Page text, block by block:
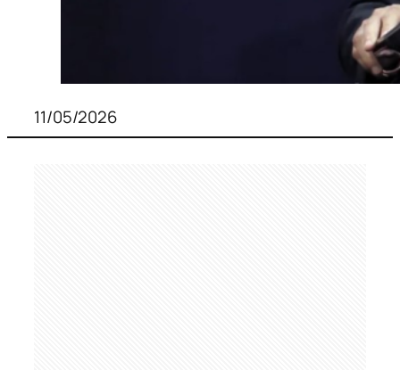
11/05/2026